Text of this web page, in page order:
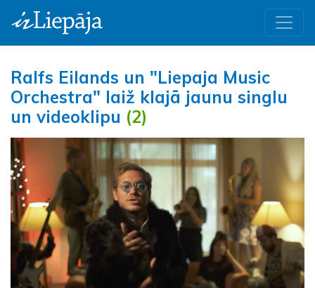
Ralfs Eilands un "Liepaja Music
Orchestra" laiž klajā jaunu singlu
un videoklipu (2)